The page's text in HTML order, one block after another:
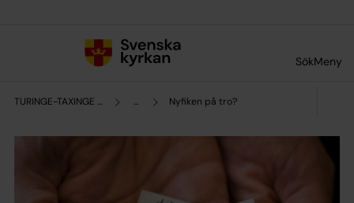
SökMeny
TURINGE-TAXINGE FÖRSAMLING ... Nyfiken på tro?